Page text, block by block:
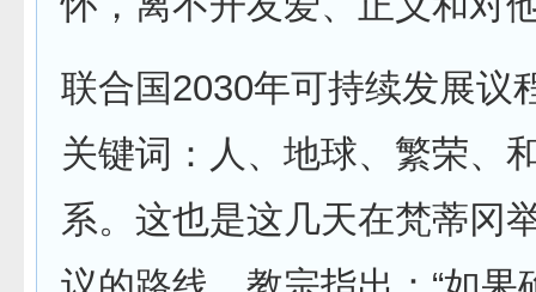
联合国2030年可持续发展议
关键词：人、地球、繁荣、
系。这也是这几天在梵蒂冈